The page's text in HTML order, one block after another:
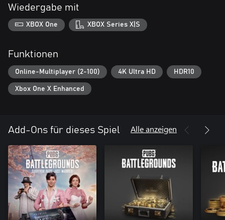
Wiedergabe mit
XBOX One XBOX Series X|S
Funktionen
Online-Multiplayer (2-100) 4K Ultra HD HDR10
Xbox One X Enhanced
Add-Ons für dieses Spiel Alle anzeigen